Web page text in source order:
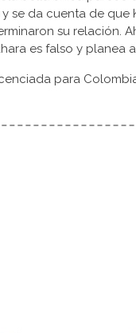
se da cuenta de
su relación.
es falso y planea
para